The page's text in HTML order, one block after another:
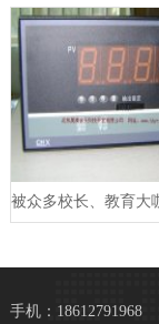
手机： 18612791968